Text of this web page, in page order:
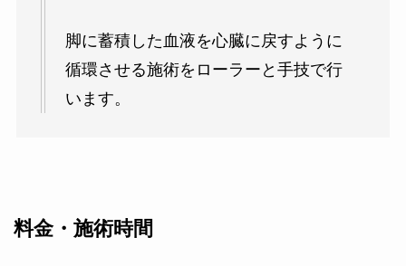
脚に蓄積した血液を心臓に戻すように
循環させる施術をローラーと手技で行
います。
料金・施術時間